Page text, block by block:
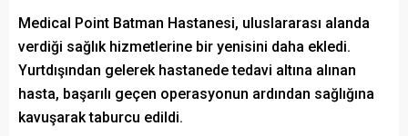
Medical Point Batman Hastanesi, uluslararası alanda
verdiği sağlık hizmetlerine bir yenisini daha ekledi.
Yurtdışından gelerek hastanede tedavi altına alınan
hasta, başarılı geçen operasyonun ardından sağlığına
kavuşarak taburcu edildi.